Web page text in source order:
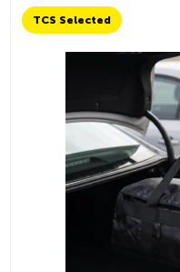
TCS Selected